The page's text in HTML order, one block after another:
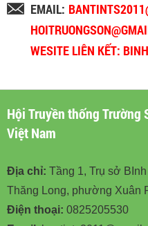
EMAIL:
WESITE LIÊN KẾT:
Hội Truyền thống Trường
Việt Nam
Địa chỉ: Tầng 1, Trụ sở
Thăng Long, phường Xuân
Điện thoại: 0825205530